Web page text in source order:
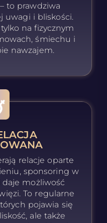
to prawdziwa
uwagi i bliskości.
na fizycznym
śmiechu i
nawzajem.
relacje oparte
sponsoring w
daje możliwość
To regularne
pojawia się
ale także